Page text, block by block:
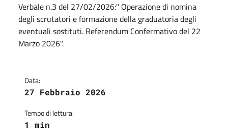
Verbale n.3 del 27/02/2026:" Operazione di nomina
degli scrutatori e formazione della graduatoria degli
eventuali sostituti. Referendum Confermativo del 22
Marzo 2026".
Data:
27 Febbraio 2026
Tempo di lettura:
1 min